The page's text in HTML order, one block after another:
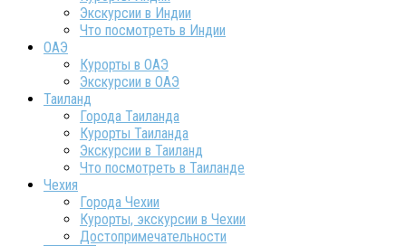
Экскурсии в Индии
Что посмотреть в Индии
ОАЭ
Курорты в ОАЭ
Экскурсии в ОАЭ
Таиланд
Города Таиланда
Курорты Таиланда
Экскурсии в Таиланд
Что посмотреть в Таиланде
Чехия
Города Чехии
Курорты, экскурсии в Чехии
Достопримечательности